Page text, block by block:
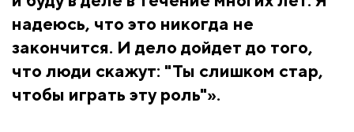
надеюсь, что это никогда не
закончится. И дело дойдет до того,
что люди скажут: "Ты слишком стар,
чтобы играть эту роль"».